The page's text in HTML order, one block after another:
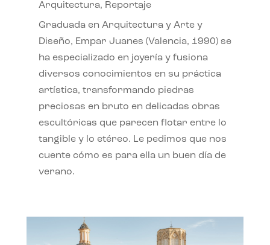
Arquitectura, Reportaje
Graduada en Arquitectura y Arte y
Diseño, Empar Juanes (Valencia, 1990) se
ha especializado en joyería y fusiona
diversos conocimientos en su práctica
artística, transformando piedras
preciosas en bruto en delicadas obras
escultóricas que parecen flotar entre lo
tangible y lo etéreo. Le pedimos que nos
cuente cómo es para ella un buen día de
verano.